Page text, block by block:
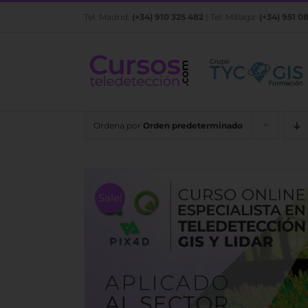
Saltar
Tel. Madrid: (+34) 910 325 482 | Tel. Málaga: (+34) 951
Ordena por Orden predeterminado
Sale!